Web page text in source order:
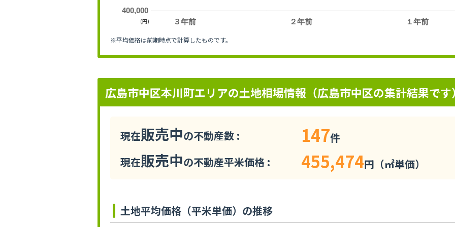
３年前 ２年前 １年前
400,000
(円)
※平均価格は前期時点で計算したものです。
広島市中区本川町エリアの土地相場情報（広島市中区の集計結果です）
現在販売中の不動産数 : 147件
現在販売中の不動産平米価格 : 455,474円（㎡単価）
土地平均価格（平米単価）の推移